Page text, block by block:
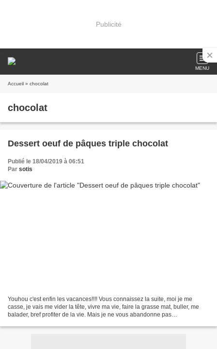
Publicité
MENU
Accueil » chocolat
chocolat
Dessert oeuf de pâques triple chocolat
Publié le 18/04/2019 à 06:51
Par sotis
Youhou c'est enfin les vacances!!!! Vous connaissez la suite, moi je me
casse, je vais me vider la tête, vivre ma vie, faire la grasse mat, buller, me
balader, bref profiter de la vie. Mais je ne vous abandonne pas